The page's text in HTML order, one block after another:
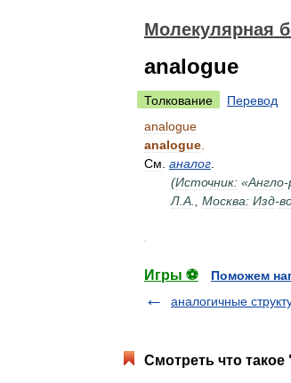
Молекулярная
analogue
Толкование
Перевод
analogue
analogue
См аналог
(Источник: «Англо-
Л А Москва: Изд-
Игры ⚽
Поможем
аналогичные
Смотреть что